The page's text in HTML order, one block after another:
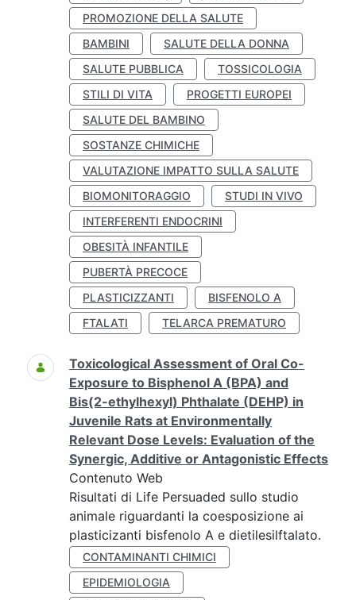
PROMOZIONE DELLA SALUTE
BAMBINI
SALUTE DELLA DONNA
SALUTE PUBBLICA
TOSSICOLOGIA
STILI DI VITA
PROGETTI EUROPEI
SALUTE DEL BAMBINO
SOSTANZE CHIMICHE
VALUTAZIONE IMPATTO SULLA SALUTE
BIOMONITORAGGIO
STUDI IN VIVO
INTERFERENTI ENDOCRINI
OBESITÀ INFANTILE
PUBERTÀ PRECOCE
PLASTICIZZANTI
BISFENOLO A
FTALATI
TELARCA PREMATURO
Toxicological Assessment of Oral Co-
Exposure to Bisphenol A (BPA) and
Bis(2-ethylhexyl) Phthalate (DEHP) in
Juvenile Rats at Environmentally
Relevant Dose Levels: Evaluation of the
Synergic, Additive or Antagonistic Effects
Contenuto Web
Risultati di Life Persuaded sullo studio
animale riguardanti la coesposizione ai
plasticizanti bisfenolo A e dietilesilftalato.
CONTAMINANTI CHIMICI
EPIDEMIOLOGIA